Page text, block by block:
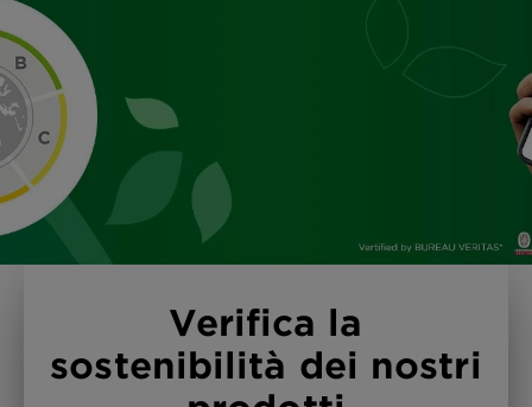
Verifica la
sostenibilità dei nostri